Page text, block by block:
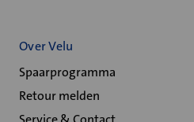
Over Velu
Spaarprogramma
Retour melden